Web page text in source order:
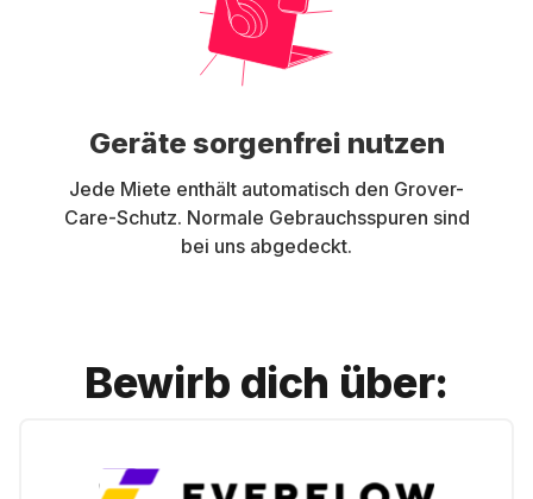
Geräte sorgenfrei nutzen
Jede Miete enthält automatisch den Grover-
Care-Schutz. Normale Gebrauchsspuren sind
bei uns abgedeckt.
Bewirb dich über: